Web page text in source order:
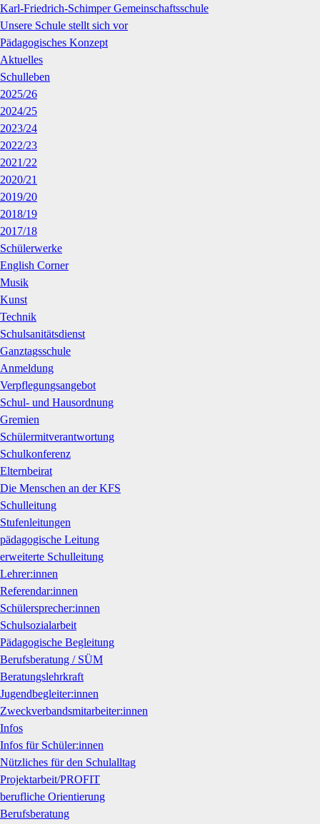
Karl-Friedrich-Schimper Gemeinschaftsschule
Unsere Schule stellt sich vor
Pädagogisches Konzept
Aktuelles
Schulleben
2025/26
2024/25
2023/24
2022/23
2021/22
2020/21
2019/20
2018/19
2017/18
Schülerwerke
English Corner
Musik
Kunst
Technik
Schulsanitätsdienst
Ganztagsschule
Anmeldung
Verpflegungsangebot
Schul- und Hausordnung
Gremien
Schülermitverantwortung
Schulkonferenz
Elternbeirat
Die Menschen an der KFS
Schulleitung
Stufenleitungen
pädagogische Leitung
erweiterte Schulleitung
Lehrer:innen
Referendar:innen
Schülersprecher:innen
Schulsozialarbeit
Pädagogische Begleitung
Berufsberatung / SÜM
Beratungslehrkraft
Jugendbegleiter:innen
Zweckverbandsmitarbeiter:innen
Infos
Infos für Schüler:innen
Nützliches für den Schulalltag
Projektarbeit/PROFIT
berufliche Orientierung
Berufsberatung